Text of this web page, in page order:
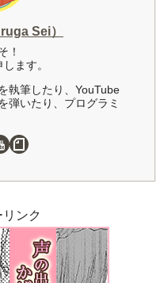
Sei）
！
ます。
執筆したり、YouTube
弾いたり、プログラミ
ンク